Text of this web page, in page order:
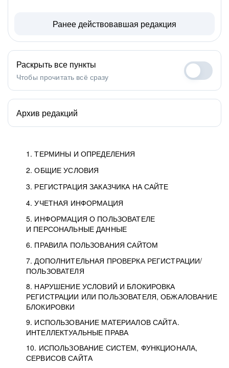
1. ТЕРМИНЫ И ОПРЕДЕЛЕНИЯ
2. ОБЩИЕ УСЛОВИЯ
3. РЕГИСТРАЦИЯ ЗАКАЗЧИКА НА САЙТЕ
4. УЧЕТНАЯ ИНФОРМАЦИЯ
5. ИНФОРМАЦИЯ О ПОЛЬЗОВАТЕЛЕ
И ПЕРСОНАЛЬНЫЕ ДАННЫЕ
6. ПРАВИЛА ПОЛЬЗОВАНИЯ САЙТОМ
7. ДОПОЛНИТЕЛЬНАЯ ПРОВЕРКА РЕГИСТРАЦИИ/
ПОЛЬЗОВАТЕЛЯ
8. НАРУШЕНИЕ УСЛОВИЙ И БЛОКИРОВКА
РЕГИСТРАЦИИ ИЛИ ПОЛЬЗОВАТЕЛЯ, ОБЖАЛОВАНИЕ
БЛОКИРОВКИ
9. ИСПОЛЬЗОВАНИЕ МАТЕРИАЛОВ САЙТА.
ИНТЕЛЛЕКТУАЛЬНЫЕ ПРАВА
10. ИСПОЛЬЗОВАНИЕ СИСТЕМ, ФУНКЦИОНАЛА,
СЕРВИСОВ САЙТА
Ранее действовавшая редакция
Раскрыть все пункты
Чтобы прочитать всё сразу
Архив редакций